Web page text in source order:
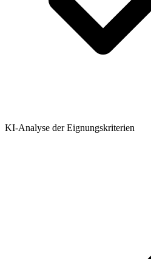
KI-Analyse der Eignungskriterien